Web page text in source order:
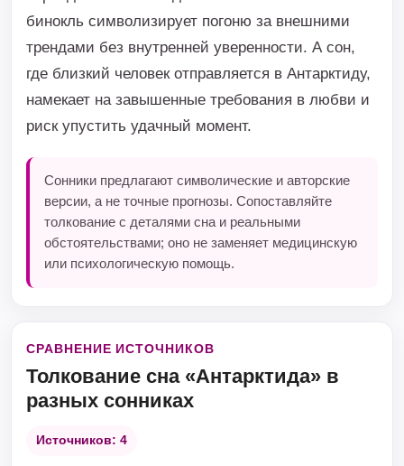
бинокль символизирует погоню за внешними
трендами без внутренней уверенности. А сон,
где близкий человек отправляется в Антарктиду,
намекает на завышенные требования в любви и
риск упустить удачный момент.
Сонники предлагают символические и авторские
версии, а не точные прогнозы. Сопоставляйте
толкование с деталями сна и реальными
обстоятельствами; оно не заменяет медицинскую
или психологическую помощь.
СРАВНЕНИЕ ИСТОЧНИКОВ
Толкование сна «Антарктида» в
разных сонниках
Источников: 4